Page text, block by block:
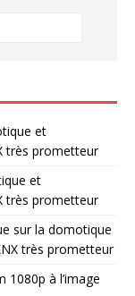
et
très prometteur
et
très prometteur
sur la domotique
très prometteur
1080p à l’image